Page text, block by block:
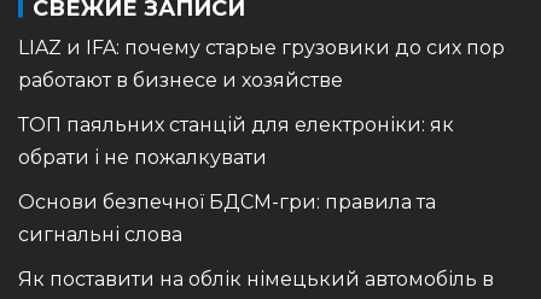
СВЕЖИЕ ЗАПИСИ
LIAZ и IFA: почему старые грузовики до сих пор
работают в бизнесе и хозяйстве
ТОП паяльних станцій для електроніки: як
обрати і не пожалкувати
Основи безпечної БДСМ-гри: правила та
сигнальні слова
Як поставити на облік німецький автомобіль в